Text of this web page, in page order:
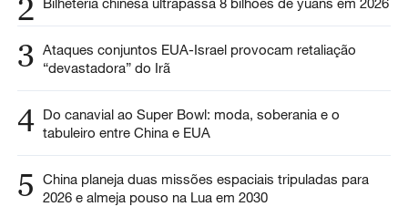
2
3 Ataques conjuntos EUA-Israel provocam retaliação
“devastadora” do Irã
4 Do canavial ao Super Bowl: moda, soberania e o
tabuleiro entre China e EUA
5
China planeja duas missões espaciais tripuladas para
2026 e almeja pouso na Lua em 2030